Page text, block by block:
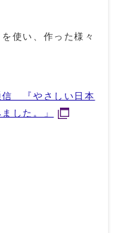
使い、作った様々
信 『やさしい日本
した。」